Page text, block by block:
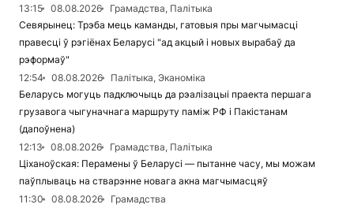
13:15
08.08.2026
Грамадства, Палітыка
Севярынец: Трэба мець каманды, гатовыя пры магчымасці
правесці ў рэгіёнах Беларусі "ад акцый і новых вырабаў да
рэформаў"
12:54
08.08.2026
Палітыка, Эканоміка
Беларусь могуць падключыць да рэалізацыі праекта першага
грузавога чыгуначнага маршруту паміж РФ і Пакістанам
(дапоўнена)
12:13
08.08.2026
Грамадства, Палітыка
Ціханоўская: Перамены ў Беларусі — пытанне часу, мы можам
паўплываць на стварэнне новага акна магчымасцяў
11:30
08.08.2026
Грамадства